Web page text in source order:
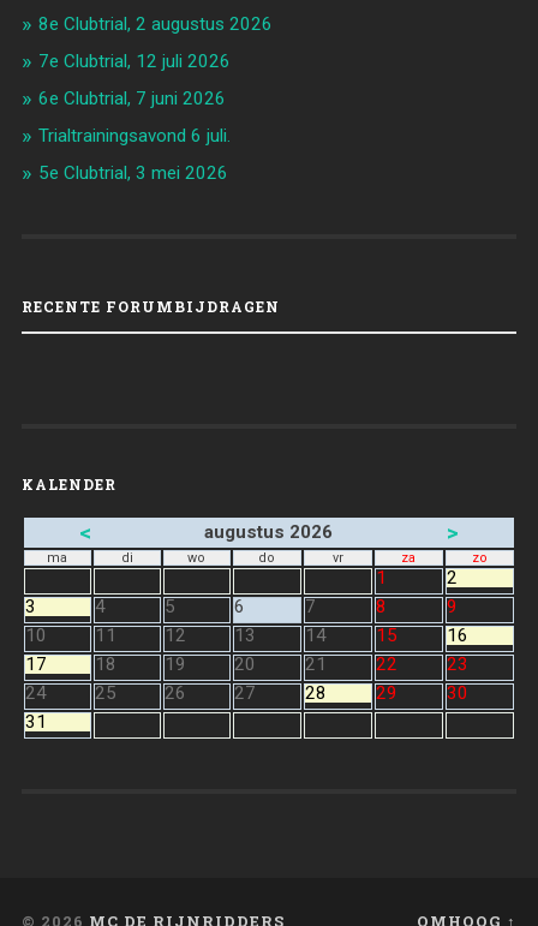
8e Clubtrial, 2 augustus 2026
7e Clubtrial, 12 juli 2026
6e Clubtrial, 7 juni 2026
Trialtrainingsavond 6 juli.
5e Clubtrial, 3 mei 2026
RECENTE FORUMBIJDRAGEN
KALENDER
< augustus 2026 >
ma di wo do vr za zo
1
2
3
4 5 6 7 8
9
10
11 12 13 14 15
16
17
18 19 20 21 22
23
24
25 26 27 28 29
30
31
© 2026 MC DE RIJNRIDDERS OMHOOG ↑